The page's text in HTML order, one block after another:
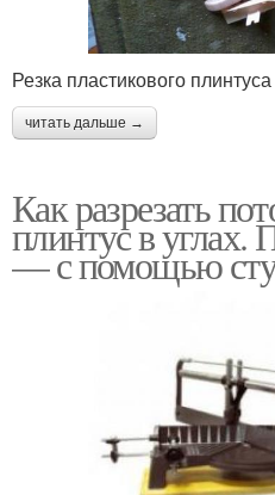
Резка пластикового
читать дальше →
Как разрезать
плинтус в углах.
— с помощью